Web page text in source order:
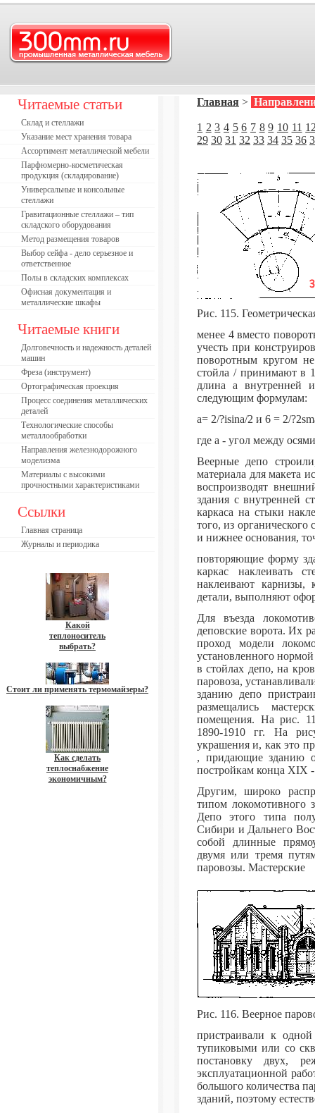
Читаемые статьи
Склад и стеллажи
Указание мест хранения товара
Ассортимент металлической мебели
Парфюмерно-косметическая
продукция (складирование)
Универсальные и консольные
стеллажи
Гравитационные стеллажи – тип
складского оборудования
Метод размещения товаров
Выбор сейфа - дело серьезное и
ответственное
Полы в складских комплексах
Офисная документация и
металлические шкафы
Читаемые книги
Долговечность и надежность деталей
машин
Фреза (инструмент)
Ортографическая проекция
Процесс соединения металлических
деталей
Технологические способы
металлообработки
Направления железнодорожного
моделизма
Материалы с высокими
прочностными характеристиками
Ссылки
Главная страница
Журналы и периодика
Какой
теплоноситель
выбрать?
Стоит ли применять термомайзеры?
Как сделать
теплоснабжение
экономичным?
Главная >
1 2 3 4 5 6 7 8 9 10 11
29 30 31 32 33 34 35 36
Рис. 115.
менее 4 вместо
учесть при
поворотным кругом не
стойла / принимают в
длина а внутренней
следующим формулам:
а= 2/?isina/2 и 6 = 2/
где а - угол между
Веерные депо
материала для макета
воспроизводят
здания с внутренней
каркаса на стыки
того, из
и нижнее основания,
повторяющие форму
каркас наклеивать
наклеивают карнизы,
детали, выполняют
Для въезда
деповские ворота. Их
проход модели
установленного
в стойлах депо, на
паровоза,
зданию депо
размещались
помещения. На рис.
1890-1910 гг. На
украшения и, как это
, придающие зданию
постройкам конца XIX
Другим, широко
типом локомотивного
Депо этого типа
Сибири и Дальнего
собой длинные
двумя или тремя
паровозы. Мастерские
Рис. 116. Веерное
пристраивали к
тупиковыми или со
постановку двух,
эксплуатационной
большого количества
зданий, поэтому